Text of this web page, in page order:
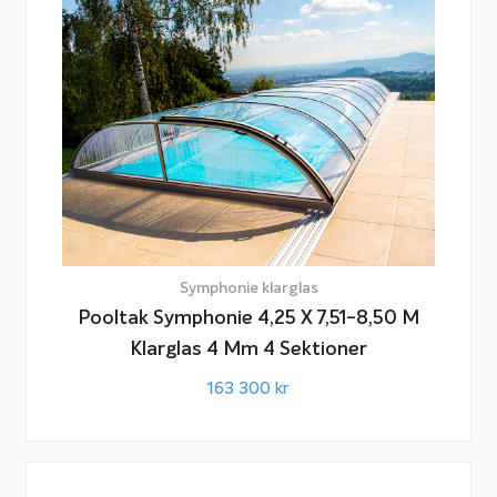
Läs mer om att köpa pooltak
Läs mer om hur du väljer pooltak till din pool på vår sida
Fakta & Råd:
Köpa pooltak
Symphonie klarglas
Pooltak Symphonie 4,25 X 7,51-8,50 M
Klarglas 4 Mm 4 Sektioner
163 300 kr